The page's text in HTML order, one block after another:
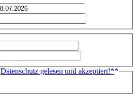
Datenschutz gelesen und akzeptiert!**